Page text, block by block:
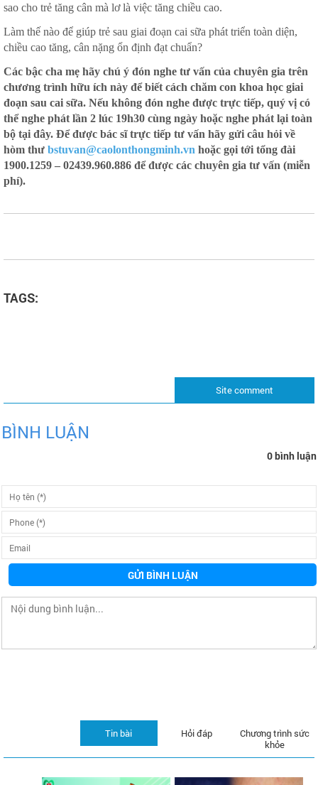
sao cho trẻ tăng cân mà lơ là việc tăng chiều cao.
Làm thế nào để giúp trẻ sau giai đoạn cai sữa phát triển toàn diện,
chiều cao tăng, cân nặng ổn định đạt chuẩn?
Các bậc cha mẹ hãy chú ý đón nghe tư vấn của chuyên gia trên
chương trình hữu ích này để biết cách chăm con khoa học giai
đoạn sau cai sữa. Nếu không đón nghe được trực tiếp, quý vị có
thể nghe phát lần 2 lúc 19h30 cùng ngày hoặc nghe phát lại toàn
bộ tại đây. Để được bác sĩ trực tiếp tư vấn hãy gửi câu hỏi về
hòm thư bstuvan@caolonthongminh.vn hoặc gọi tới tổng đài
1900.1259 – 02439.960.886 để được các chuyên gia tư vấn (miễn
phí).
TAGS:
Site comment
BÌNH LUẬN
0 bình luận
GỬI BÌNH LUẬN
Chương trình sức
khỏe
Hỏi đáp
Tin bài